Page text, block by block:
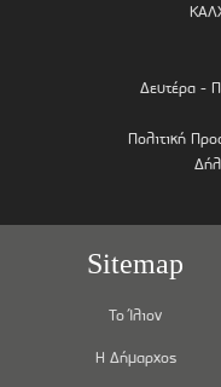
Δευτέρα -
Πολιτική
Sitemap
Το Ίλιον
Η Δήμαρχος